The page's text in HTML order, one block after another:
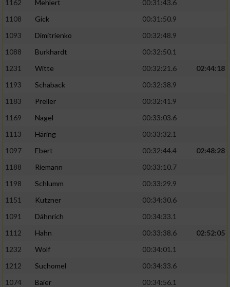
1162 Mehlert
00:31:43.6
1108
Gick
00:31:50.9
1093
Dimitrienko
00:32:48.9
1088
Burkhardt
00:32:50.1
1231
Witte 00:32:21.6
02:44:18
1193
Schaback
00:32:38.9
1183
Preller
00:32:41.9
1169
Nagel
00:33:03.6
1113
Häring
00:33:32.1
1097
Ebert 00:32:44.4
02:48:28
1188
Riemann
00:33:10.7
1198
Schlumm
00:33:29.9
1151
Kutzner
00:34:30.6
1091
Dähnrich
00:34:33.1
1112
Hahn 00:33:38.6
02:52:05
1232
Wolf
00:34:01.1
1212
Suchomel
00:34:33.6
1074
Baier
00:34:56.1